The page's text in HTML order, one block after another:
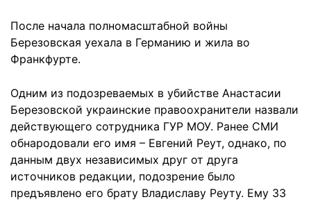
После начала полномасштабной войны
Березовская уехала в Германию и жила во
Франкфурте.
Одним из подозреваемых в убийстве Анастасии
Березовской украинские правоохранители назвали
действующего сотрудника ГУР МОУ. Ранее СМИ
обнародовали его имя – Евгений Реут, однако, по
данным двух независимых друг от друга
источников редакции, подозрение было
предъявлено его брату Владиславу Реуту. Ему 33